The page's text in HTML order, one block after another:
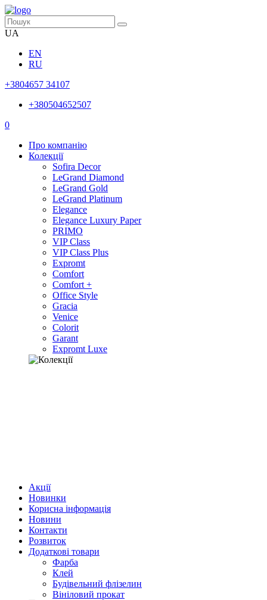
UA
EN
RU
+3804657 34107
+380504652507
0
Про компанію
Колекції
Sofira Decor
LeGrand Diamond
LeGrand Gold
LeGrand Platinum
Elegance
Elegance Luxury Paper
PRIMO
VIP Class
VIP Class Plus
Expromt
Comfort
Comfort +
Office Style
Gracia
Venice
Colorit
Garant
Expromt Luxe
Акції
Новинки
Корисна інформація
Новини
Контакти
Розвиток
Додаткові товари
Фарба
Клей
Будівельний флізелин
Вініловий прокат